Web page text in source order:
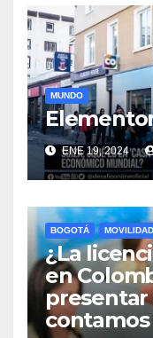
MUNDO
ENE 19, 2024
BOGOTÁ MOVILIDAD
¿La
en
presentar
contamos